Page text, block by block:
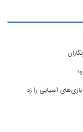
آسیایی را زد